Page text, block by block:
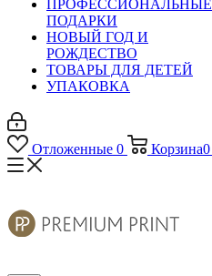
ПРОФЕССИОНАЛЬНЫЕ
ПОДАРКИ
НОВЫЙ ГОД И
РОЖДЕСТВО
ТОВАРЫ ДЛЯ ДЕТЕЙ
УПАКОВКА
Отложенные 0 Корзина0